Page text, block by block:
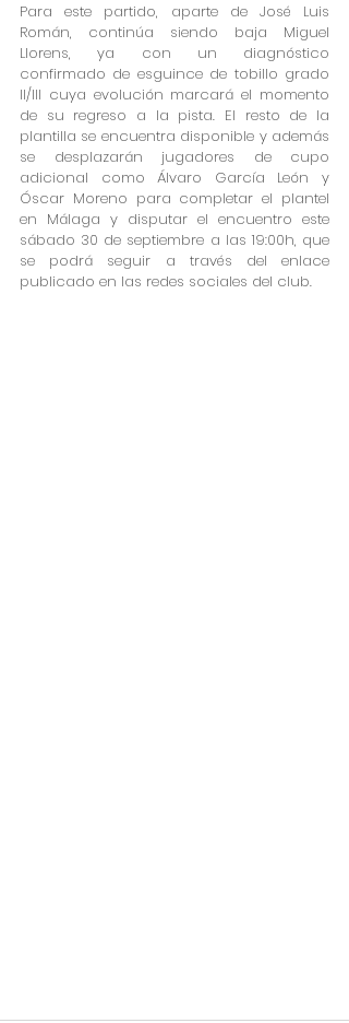
Para este partido, aparte de José Luis
Román, continúa siendo baja Miguel
Llorens, ya con un diagnóstico
confirmado de esguince de tobillo grado
II/III cuya evolución marcará el momento
de su regreso a la pista. El resto de la
plantilla se encuentra disponible y además
se desplazarán jugadores de cupo
adicional como Álvaro García León y
Óscar Moreno para completar el plantel
en Málaga y disputar el encuentro este
sábado 30 de septiembre a las 19:00h, que
se podrá seguir a través del enlace
publicado en las redes sociales del club.